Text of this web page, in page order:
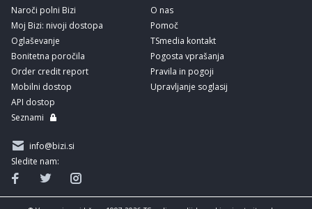
Naroči polni Bizi
Moj Bizi: nivoji dostopa
Oglaševanje
Bonitetna poročila
Order credit report
Mobilni dostop
API dostop
Seznami
O nas
Pomoč
TSmedia kontakt
Pogosta vprašanja
Pravila in pogoji
Upravljanje soglasij
info@bizi.si
Sledite nam: